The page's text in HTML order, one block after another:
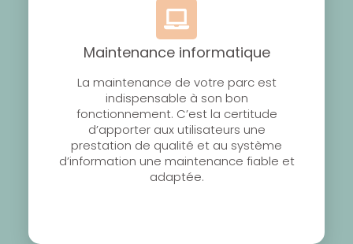
Maintenance informatique
La maintenance de votre parc est
indispensable à son bon
fonctionnement. C’est la certitude
d’apporter aux utilisateurs une
prestation de qualité et au système
d’information une maintenance fiable et
adaptée.